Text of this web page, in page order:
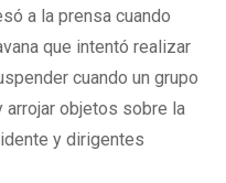
a la prensa cuando
que intentó realizar
cuando un grupo
arrojar objetos sobre la
y dirigentes